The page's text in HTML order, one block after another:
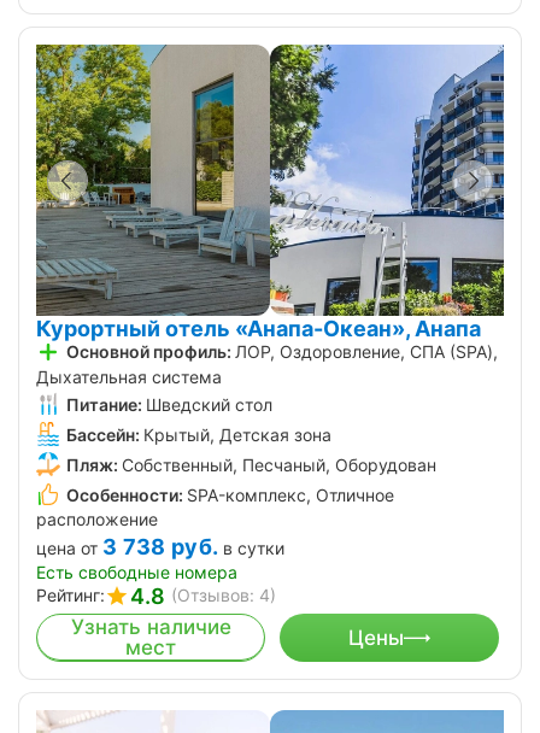
Курортный отель «Анапа-Океан», Анапа
Основной профиль: ЛОР, Оздоровление, СПА (SPA),
Дыхательная система
Питание: Шведский стол
Бассейн: Крытый, Детская зона
Пляж: Собственный, Песчаный, Оборудован
Особенности: SPA-комплекс, Отличное
расположение
цена от 3 738 руб. в сутки
Есть свободные номера
Рейтинг:
4.8 (Отзывов: 4)
Узнать наличие
мест
Цены